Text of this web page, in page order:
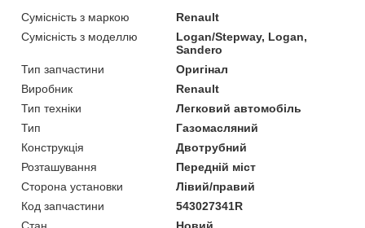
Сумісність з маркою
Renault
Сумісність з моделлю
Logan/Stepway, Logan,
Sandero
Тип запчастини
Оригінал
Виробник
Renault
Тип техніки
Легковий автомобіль
Тип
Газомасляний
Конструкція
Двотрубний
Розташування
Передній міст
Сторона установки
Лівий/правий
Код запчастини
543027341R
Стан
Новий